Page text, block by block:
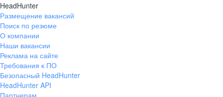
HeadHunter
Размещение вакансий
Поиск по резюме
О компании
Наши вакансии
Реклама на сайте
Требования к ПО
Безопасный HeadHunter
HeadHunter API
Партнерам